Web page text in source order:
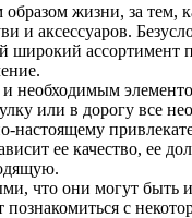
жизни, за
аксессуаров.
широкий
или в дорогу
ее качество, ее
что они могут быть
с